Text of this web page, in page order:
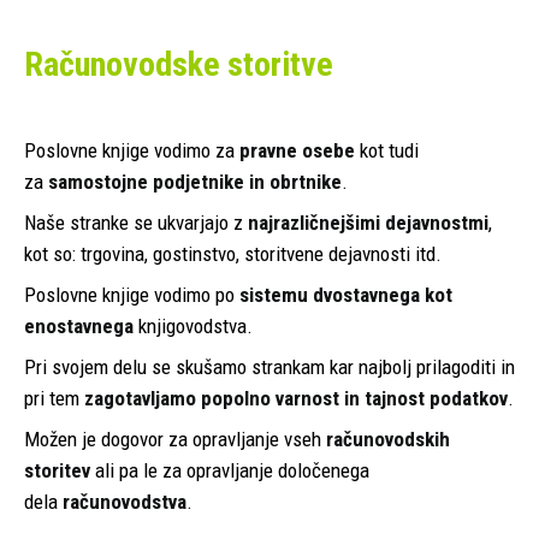
Računovodske storitve
Poslovne knjige vodimo za pravne osebe kot tudi
za samostojne podjetnike in obrtnike.
Naše stranke se ukvarjajo z najrazličnejšimi dejavnostmi,
kot so: trgovina, gostinstvo, storitvene dejavnosti itd.
Poslovne knjige vodimo po sistemu dvostavnega kot
enostavnega knjigovodstva.
Pri svojem delu se skušamo strankam kar najbolj prilagoditi in
pri tem zagotavljamo popolno varnost in tajnost podatkov.
Možen je dogovor za opravljanje vseh računovodskih
storitev ali pa le za opravljanje določenega
dela računovodstva.